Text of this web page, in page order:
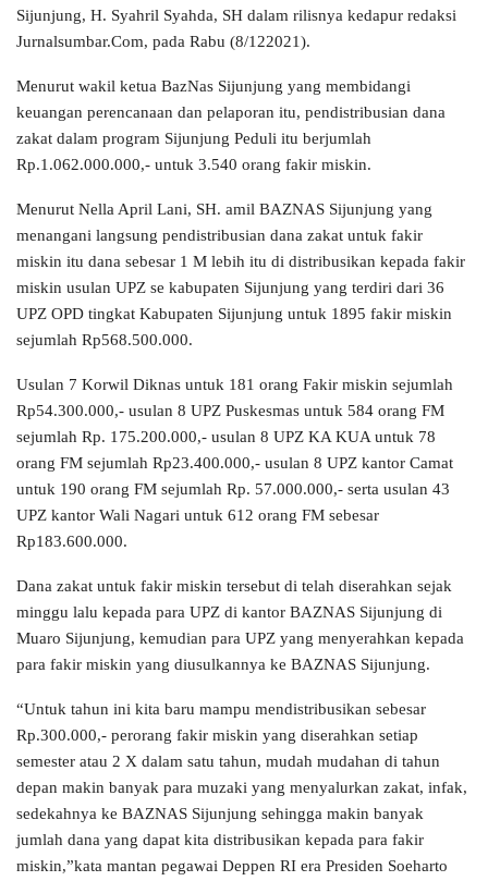
Sijunjung, H. Syahril Syahda, SH dalam rilisnya kedapur redaksi
Jurnalsumbar.Com, pada Rabu (8/122021).
Menurut wakil ketua BazNas Sijunjung yang membidangi
keuangan perencanaan dan pelaporan itu, pendistribusian dana
zakat dalam program Sijunjung Peduli itu berjumlah
Rp.1.062.000.000,- untuk 3.540 orang fakir miskin.
Menurut Nella April Lani, SH. amil BAZNAS Sijunjung yang
menangani langsung pendistribusian dana zakat untuk fakir
miskin itu dana sebesar 1 M lebih itu di distribusikan kepada fakir
miskin usulan UPZ se kabupaten Sijunjung yang terdiri dari 36
UPZ OPD tingkat Kabupaten Sijunjung untuk 1895 fakir miskin
sejumlah Rp568.500.000.
Usulan 7 Korwil Diknas untuk 181 orang Fakir miskin sejumlah
Rp54.300.000,- usulan 8 UPZ Puskesmas untuk 584 orang FM
sejumlah Rp. 175.200.000,- usulan 8 UPZ KA KUA untuk 78
orang FM sejumlah Rp23.400.000,- usulan 8 UPZ kantor Camat
untuk 190 orang FM sejumlah Rp. 57.000.000,- serta usulan 43
UPZ kantor Wali Nagari untuk 612 orang FM sebesar
Rp183.600.000.
Dana zakat untuk fakir miskin tersebut di telah diserahkan sejak
minggu lalu kepada para UPZ di kantor BAZNAS Sijunjung di
Muaro Sijunjung, kemudian para UPZ yang menyerahkan kepada
para fakir miskin yang diusulkannya ke BAZNAS Sijunjung.
“Untuk tahun ini kita baru mampu mendistribusikan sebesar
Rp.300.000,- perorang fakir miskin yang diserahkan setiap
semester atau 2 X dalam satu tahun, mudah mudahan di tahun
depan makin banyak para muzaki yang menyalurkan zakat, infak,
sedekahnya ke BAZNAS Sijunjung sehingga makin banyak
jumlah dana yang dapat kita distribusikan kepada para fakir
miskin,”kata mantan pegawai Deppen RI era Presiden Soeharto